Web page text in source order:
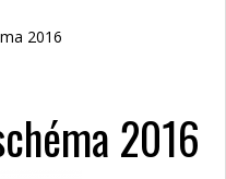
2016
2016